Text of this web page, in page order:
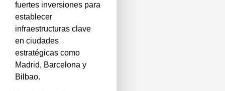
fuertes inversiones para
establecer
infraestructuras clave
en ciudades
estratégicas como
Madrid, Barcelona y
Bilbao.